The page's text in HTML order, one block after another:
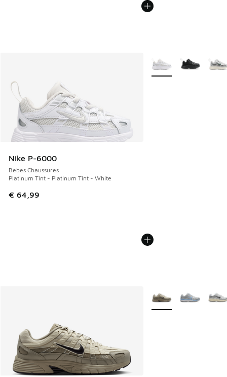
Nike P-6000
Bebes Chaussures
Platinum Tint - Platinum Tint - White
€ 64,99
Plus de couleurs
Plus de couleurs